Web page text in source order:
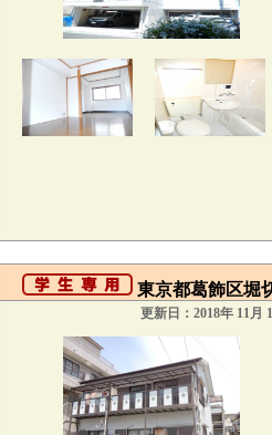
東京都葛飾区堀
更新日：2018年 11月